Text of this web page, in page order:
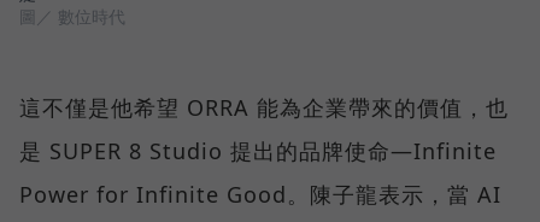
圖／ 數位時代
這不僅是他希望 ORRA 能為企業帶來的價值，也
是 SUPER 8 Studio 提出的品牌使命—Infinite
Power for Infinite Good。陳子龍表示，當 AI